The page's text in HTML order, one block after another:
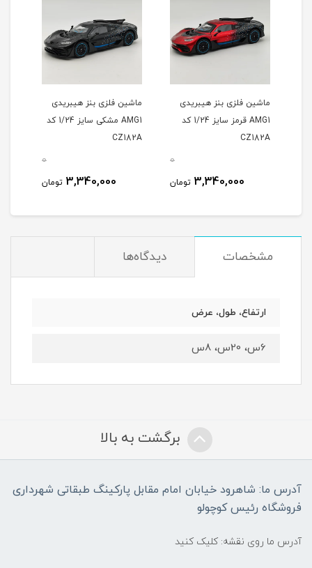
ماشین فلزی بنز هیبریدی
AMG1 قرمز سایز 1/24 کد
CZ182A
0
3,340,000 تومان
ماشین فلزی بنز هیبریدی
AMG1 مشکی سایز 1/24 کد
CZ182A
0
3,340,000 تومان
مشخصات دیدگاه‌ها
ارتفاع، طول، عرض
6س، 20س، 8س
برگشت به بالا
آدرس ما: شاهرود خیابان امام مقابل پارکینگ طبقاتی شهرداری
فروشگاه رئیس کوچولو
آدرس ما روی نقشه: کلیک کنید